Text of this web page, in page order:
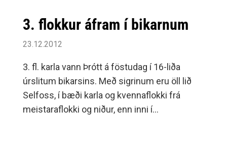
3. flokkur áfram í bikarnum
23.12.2012
3. fl. karla vann Þrótt á föstudag í 16-liða
úrslitum bikarsins. Með sigrinum eru öll lið
Selfoss, í bæði karla og kvennaflokki frá
meistaraflokki og niður, enn inni í